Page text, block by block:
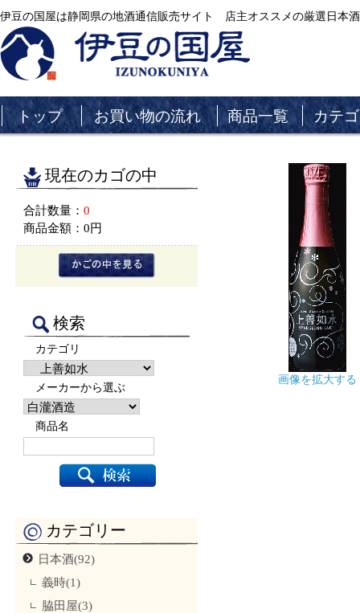
伊豆の国屋は静岡県の地酒通信販売サイト 店主オススメの厳選日本
トップ お買い物の流れ 商品一覧 カテ
現在のカゴの中
合計数量： 0
商品金額： 0円
検索
カテゴリ
メーカーから選ぶ
商品名
カテゴリー
日本酒(92)
義時(1)
脇田屋(3)
画像を拡大する